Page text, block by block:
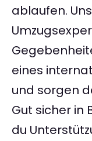
ablaufen.
eines
und sorgen
Gut sicher in
du